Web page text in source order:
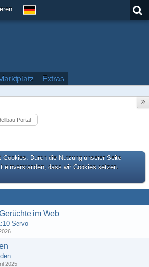
Extras
Portal
Cookies. Durch die Nutzung unserer Seite
einverstanden, dass wir Cookies setzen.
im Web
Servo
2025